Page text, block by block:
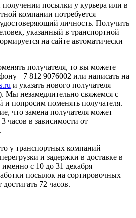
посылки у курьера или в
компании потребуется
личность. Получить
указанный в транспортной
на сайте автоматически
получателя, то вы можете
+7 812 9076002 или написать на
и указать нового получателя
Мы незамедлительно свяжемся с
и попросим поменять получателя.
что замена получателя может
часов в зависимости от
у транспортных компаний
и задержки в доставке в
с 10 до 31 декабря
посылок на сортировочных
72 часов.